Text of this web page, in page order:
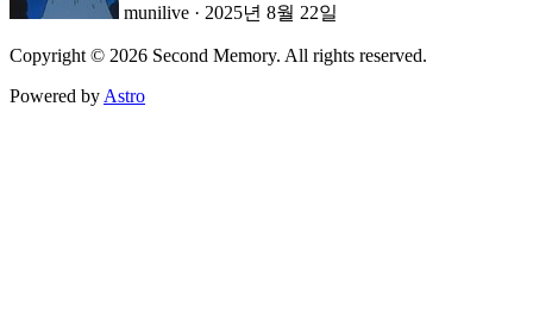
munilive · 2025년 8월 22일
Copyright © 2026 Second Memory. All rights reserved.
Powered by Astro